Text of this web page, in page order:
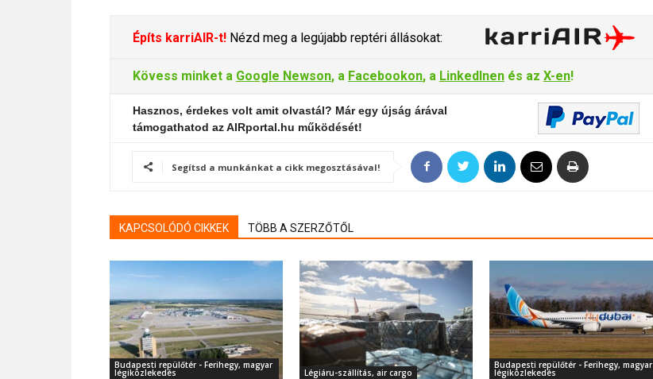
Építs karriAIR-t! Nézd meg a legújabb reptéri állásokat:
Kövess minket a Google Newson, a Facebookon, a LinkedInen és az X-en!
Hasznos, érdekes volt amit olvastál? Már egy újság árával
támogathatod az AIRportal.hu működését!
Segítsd a munkánkat a cikk megosztásával!
KAPCSOLÓDÓ CIKKEK TÖBB A SZERZŐTŐL
Budapesti repülőtér - Ferihegy, magyar
légiközlekedés Légiáru-szállítás, air cargo
Budapesti repülőtér - Ferihegy, magyar
légiközlekedés